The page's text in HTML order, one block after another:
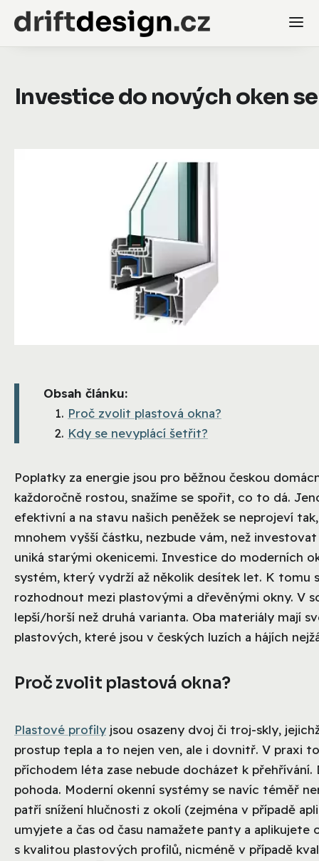
Investice do nových oken
Obsah článku:
Proč zvolit plastová okna?
Kdy se nevyplácí šetřit?
Poplatky za energie jsou pro běžnou českou
každoročně rostou, snažíme se spořit, co to dá.
efektivní a na stavu našich peněžek se neprojeví
mnohem vyšší částku, nezbude vám, než
uniká starými okenicemi. Investice do moderních
systém, který vydrží až několik desítek let. K tomu
rozhodnout mezi plastovými a dřevěnými okny. V
lepší/horší než druhá varianta. Oba materiály mají
plastových, které jsou v českých luzích a hájích
Proč zvolit plastová okna?
Plastové profily jsou osazeny dvoj či troj-skly,
prostup tepla a to nejen ven, ale i dovnitř. V praxi
příchodem léta zase nebude docházet k
pohoda. Moderní okenní systémy se navíc téměř
patří snížení hlučnosti z okolí (zejména v případě
umyjete a čas od času namažete panty a
s kvalitou plastových profilů, nicméně v případě